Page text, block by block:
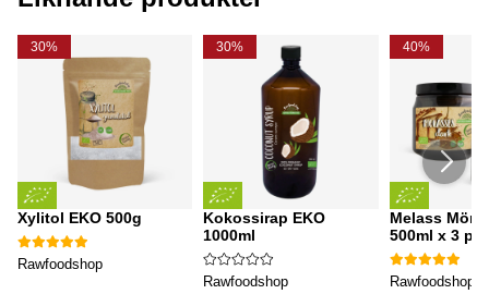
30%
Xylitol EKO 500g
Rawfoodshop
30%
Kokossirap EKO
1000ml
Rawfoodshop
40%
Melass Mörk
500ml x 3
Rawfoodshop